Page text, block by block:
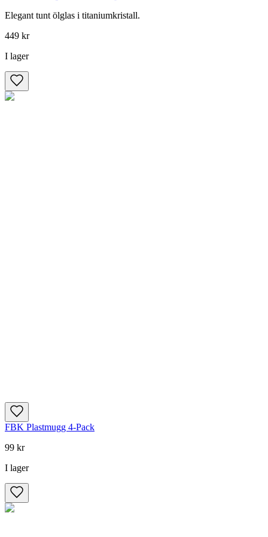
Elegant tunt ölglas i titaniumkristall.
449 kr
I lager
FBK Plastmugg 4-Pack
99 kr
I lager